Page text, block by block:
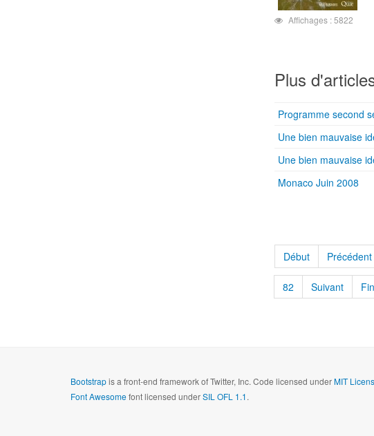
Affichages : 5822
Plus
Programme second
Une bien mauvaise
Une bien mauvaise
Monaco Juin 2008
Début Précédent
82 Suivant Fin
Bootstrapis a front-end framework of Twitter, Inc. Code licensed underMIT
Font Awesomefont licensed underSIL OFL 1.1.